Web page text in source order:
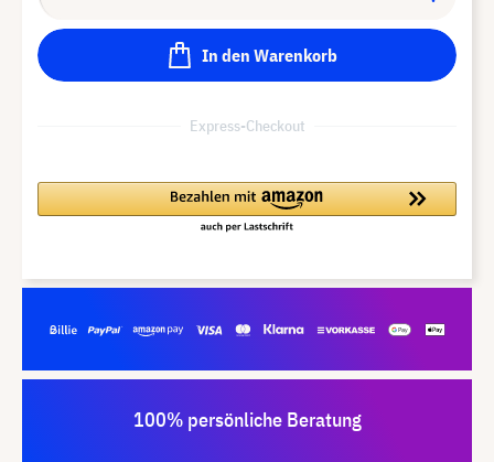
In den Warenkorb
Express-Checkout
100% persönliche Beratung